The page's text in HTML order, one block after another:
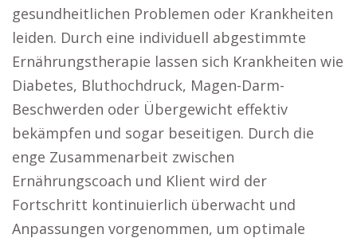
gesundheitlichen Problemen oder Krankheiten
leiden. Durch eine individuell abgestimmte
Ernährungstherapie lassen sich Krankheiten wie
Diabetes, Bluthochdruck, Magen-Darm-
Beschwerden oder Übergewicht effektiv
bekämpfen und sogar beseitigen. Durch die
enge Zusammenarbeit zwischen
Ernährungscoach und Klient wird der
Fortschritt kontinuierlich überwacht und
Anpassungen vorgenommen, um optimale